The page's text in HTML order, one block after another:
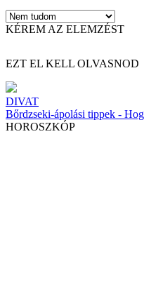
KÉREM AZ ELEMZÉST
EZT EL KELL OLVASNOD
DIVAT
Bőrdzseki-ápolási tippek -
HOROSZKÓP